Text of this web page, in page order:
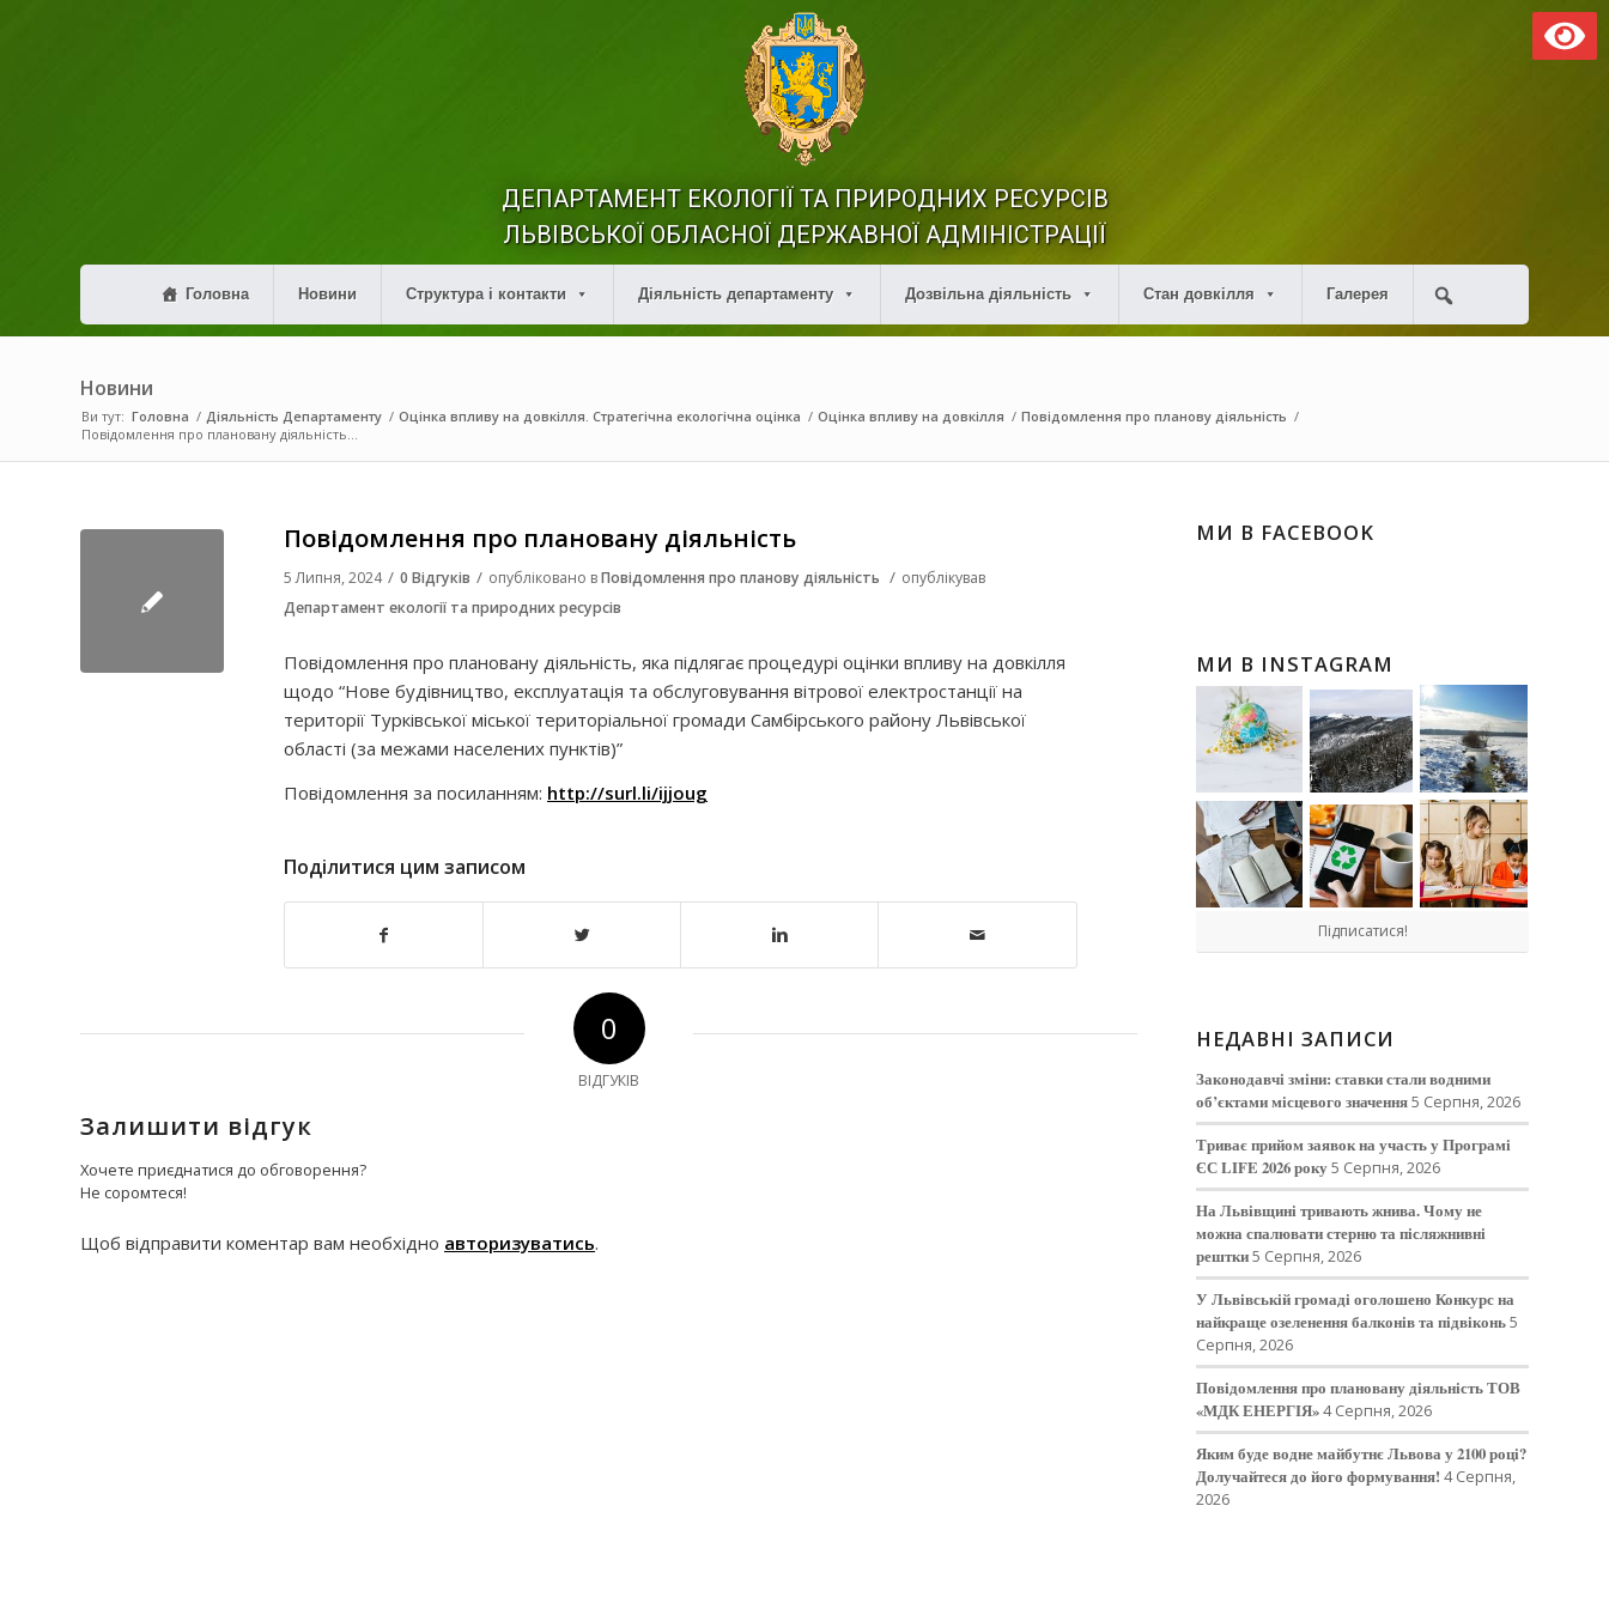
ДЕПАРТАМЕНТ ЕКОЛОГІЇ ТА ПРИРОДНИХ РЕСУРСІВ
ЛЬВІВСЬКОЇ ОБЛАСНОЇ ДЕРЖАВНОЇ АДМІНІСТРАЦІЇ
Головна Новини Структура і контакти Діяльність департаменту Дозвільна діяльність Стан довкілля Галерея
Новини
Ви тут: Головна / Діяльність Департаменту / Оцінка впливу на довкілля. Стратегічна екологічна оцінка / Оцінка впливу на довкілля / Повідомлення про планову діяльність /
Повідомлення про плановану діяльність...
Повідомлення про плановану діяльність
5 Липня, 2024 / 0 Відгуків / опубліковано вПовідомлення про планову діяльність / опублікував
Департамент екології та природних ресурсів
Повідомлення про плановану діяльність, яка підлягає процедурі оцінки впливу на довкілля
щодо “Нове будівництво, експлуатація та обслуговування вітрової електростанції на
території Турківської міської територіальної громади Самбірського району Львівської
області (за межами населених пунктів)”
Повідомлення за посиланням: http://surl.li/ijjoug
Поділитися цим записом
0
ВІДГУКІВ
Залишити відгук
Хочете приєднатися до обговорення?
Не соромтеся!
Щоб відправити коментар вам необхідно авторизуватись.
МИ В FACEBOOK
МИ В INSTAGRAM
Підписатися!
НЕДАВНІ ЗАПИСИ
Законодавчі зміни: ставки стали водними
об’єктами місцевого значення5 Серпня, 2026
Триває прийом заявок на участь у Програмі
ЄС LIFE 2026 року5 Серпня, 2026
На Львівщині тривають жнива. Чому не
можна спалювати стерню та післяжнивні
рештки5 Серпня, 2026
У Львівській громаді оголошено Конкурс на
найкраще озеленення балконів та підвіконь5
Серпня, 2026
Повідомлення про плановану діяльність ТОВ
«МДК ЕНЕРГІЯ»4 Серпня, 2026
Яким буде водне майбутнє Львова у 2100 році?
Долучайтеся до його формування! 4 Серпня,
2026